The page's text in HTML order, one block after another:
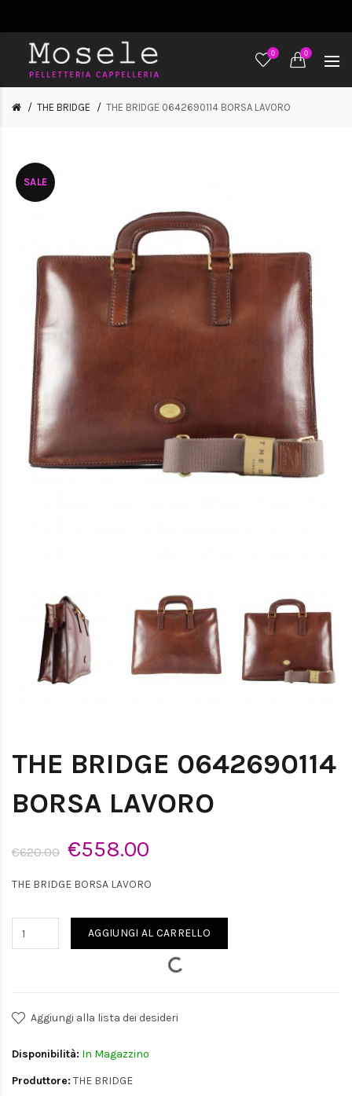
0 0
THE BRIDGE THE BRIDGE 0642690114 BORSA LAVORO
SALE
THE BRIDGE 0642690114
BORSA LAVORO
€620.00 €558.00
THE BRIDGE BORSA LAVORO
AGGIUNGI AL CARRELLO
Aggiungi alla lista dei desideri
Disponibilità: In Magazzino
Produttore: THE BRIDGE